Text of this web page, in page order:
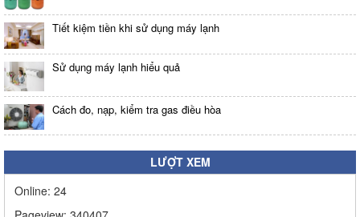
Tiết kiệm tiền khi sử dụng máy lạnh
Sử dụng máy lạnh hiểu quả
Cách đo, nạp, kiểm tra gas điều hòa
LƯỢT XEM
Online: 24